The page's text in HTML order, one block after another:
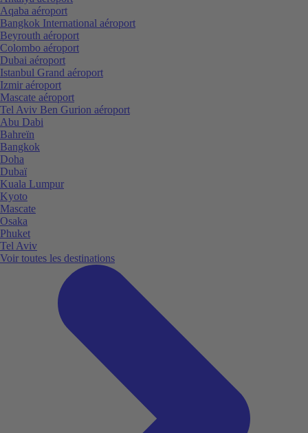
Aqaba aéroport
Bangkok International aéroport
Beyrouth aéroport
Colombo aéroport
Dubai aéroport
Istanbul Grand aéroport
Izmir aéroport
Mascate aéroport
Tel Aviv Ben Gurion aéroport
Abu Dabi
Bahreïn
Bangkok
Doha
Dubaï
Kuala Lumpur
Kyoto
Mascate
Osaka
Phuket
Tel Aviv
Voir toutes les destinations